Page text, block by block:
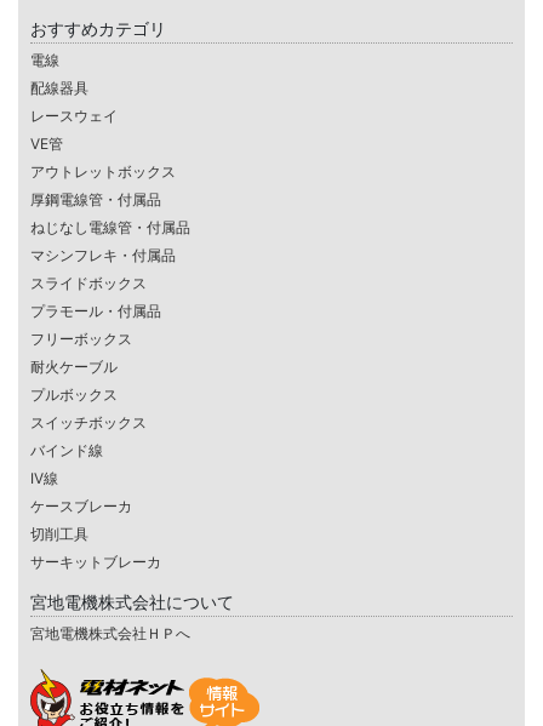
おすすめカテゴリ
電線
配線器具
レースウェイ
VE管
アウトレットボックス
厚鋼電線管・付属品
ねじなし電線管・付属品
マシンフレキ・付属品
スライドボックス
プラモール・付属品
フリーボックス
耐火ケーブル
プルボックス
スイッチボックス
バインド線
IV線
ケースブレーカ
切削工具
サーキットブレーカ
宮地電機株式会社について
宮地電機株式会社ＨＰへ